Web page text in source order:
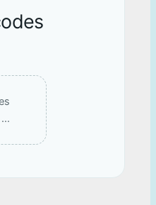
…